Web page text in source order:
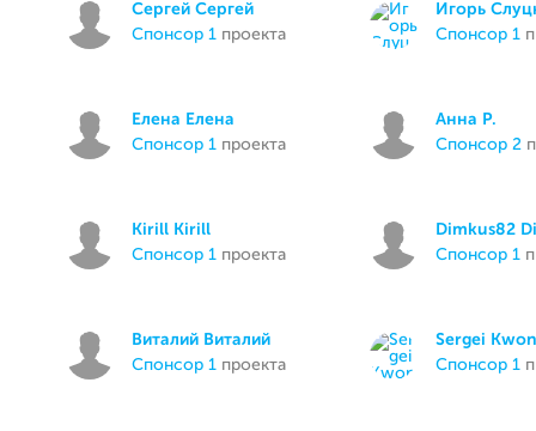
Сергей Сергей
спонсор 1 проекта
Игорь
спонсор 1
Елена Елена
спонсор 1 проекта
Анна Р.
спонсор 2
Kirill Kirill
спонсор 1 проекта
Dimkus82
спонсор 1
Виталий Виталий
спонсор 1 проекта
Sergei Kwon
спонсор 1